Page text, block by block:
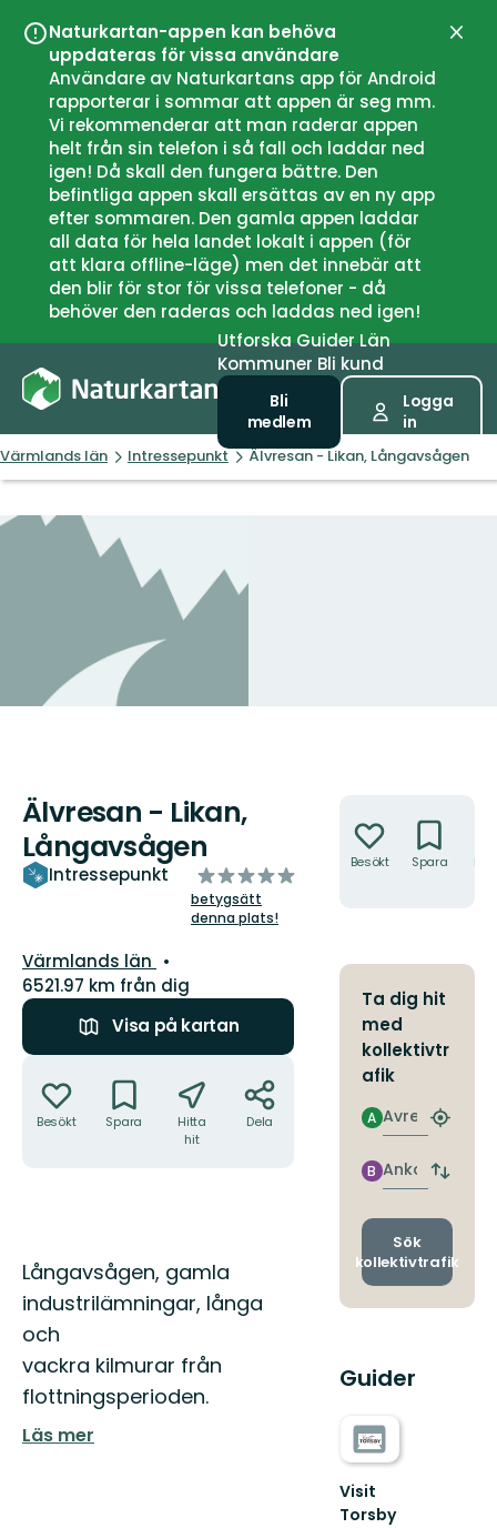
Naturkartan-appen kan behöva
uppdateras för vissa användare
Användare av Naturkartans app för Android
rapporterar i sommar att appen är seg mm.
Vi rekommenderar att man raderar appen
helt från sin telefon i så fall och laddar ned
igen! Då skall den fungera bättre. Den
befintliga appen skall ersättas av en ny app
efter sommaren. Den gamla appen laddar
all data för hela landet lokalt i appen (för
att klara offline-läge) men det innebär att
den blir för stor för vissa telefoner - då
behöver den raderas och laddas ned igen!
UtforskaGuiderLän
Kommuner Bli kund
Bli
medlem
Logga
in
Värmlands län Intressepunkt Älvresan - Likan, Långavsågen
Älvresan - Likan,
Långavsågen
Intressepunkt
av
5
stjärnor
betygsätt
denna plats!
Län:
Värmlands län
6521.97 km från dig
Visa på kartan
Besökt Spara
Hitta
hit
Dela
Beskrivning
Långavsågen, gamla
industrilämningar, långa
och
vackra kilmurar från
flottningsperioden.
Läs mer
Besökt Spara
Ta dig hit
med
kollektivtr
afik
Avresa
A
Hitta
Ankomst
B
Byt
och
Sök
kollektivtrafik
Guider
Visit
Torsby